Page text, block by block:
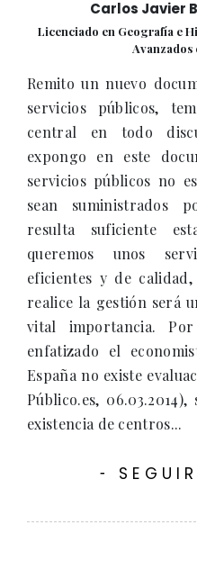
Carlos Javier
Licenciado en Geografía e
Avanzados
Remito un nuevo
servicios públicos,
central en todo
expongo en este
servicios públicos no
sean suministrados
resulta suficiente
queremos unos
eficientes y de
realice la gestión será
vital importancia.
enfatizado el
España no existe
Público.es,
existencia de centros...
-